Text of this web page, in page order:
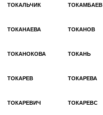
ТОКАЛЬЧИК ТОКАМБАЕВ
ТОКАНАЕВА ТОКАНОВ
ТОКАНОКОВА ТОКАНЬ
ТОКАРЕВ ТОКАРЕВА
ТОКАРЕВИЧ ТОКАРЕВС